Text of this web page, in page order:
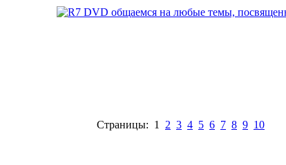
Страницы: 1 2 3 4 5 6 7 8 9 10